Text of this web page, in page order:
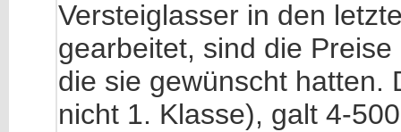
Versteiglasser in den
gearbeitet, sind die
die sie gewünscht hatten.
nicht 1. Klasse), galt 4-